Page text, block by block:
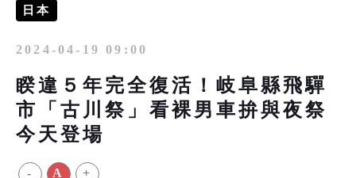
日本
2024-04-19 09:00
睽違５年完全復活！岐阜縣飛驒
市「古川祭」看裸男車拚與夜祭
今天登場
- A +